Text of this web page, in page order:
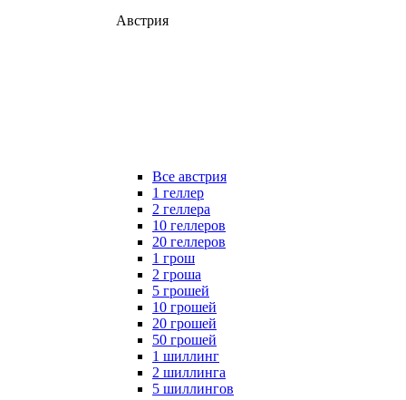
Австрия
Все австрия
1 геллер
2 геллера
10 геллеров
20 геллеров
1 грош
2 гроша
5 грошей
10 грошей
20 грошей
50 грошей
1 шиллинг
2 шиллинга
5 шиллингов